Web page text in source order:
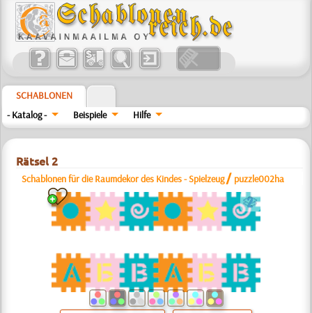
SCHABLONEN
- Katalog -
Beispiele Hilfe
Rätsel 2
Schablonen für die Raumdekor des Kindes - Spielzeug / puzzle002ha
b